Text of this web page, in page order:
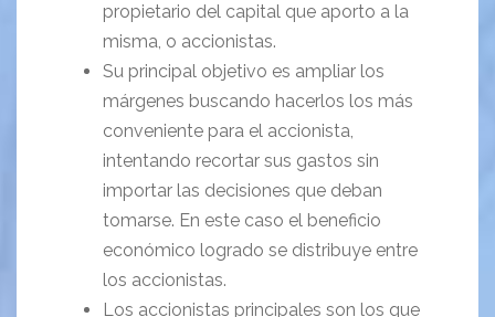
propietario del capital que aporto a la
misma, o accionistas.
Su principal objetivo es ampliar los
márgenes buscando hacerlos los más
conveniente para el accionista,
intentando recortar sus gastos sin
importar las decisiones que deban
tomarse. En este caso el beneficio
económico logrado se distribuye entre
los accionistas.
Los accionistas principales son los que